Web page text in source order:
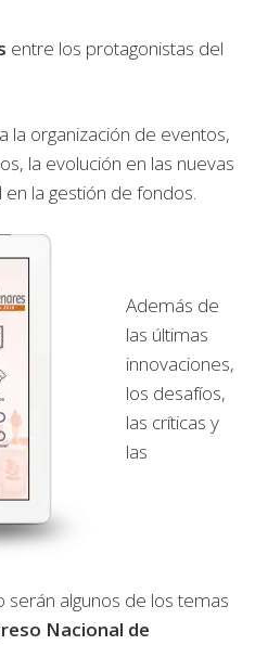
entre los protagonistas del
la organización de eventos,
la evolución en las nuevas
la gestión de fondos.
Además de
las últimas
innovaciones,
los desafíos,
las críticas y
las
algunos de los temas
Nacional de